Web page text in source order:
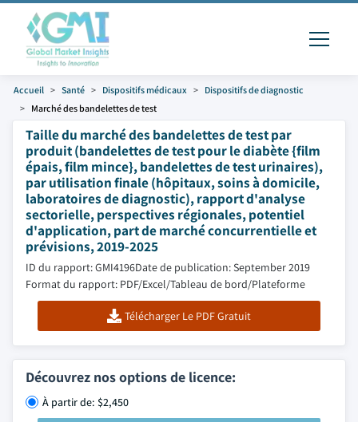
Accueil Santé Dispositifs médicaux
Dispositifs de diagnostic
Marché des bandelettes de test
Taille du marché des bandelettes de test par
produit (bandelettes de test pour le diabète {film
épais, film mince}, bandelettes de test urinaires),
par utilisation finale (hôpitaux, soins à domicile,
laboratoires de diagnostic), rapport d'analyse
sectorielle, perspectives régionales, potentiel
d'application, part de marché concurrentielle et
prévisions, 2019-2025
ID du rapport: GMI4196Date de publication: September 2019
Format du rapport: PDF/Excel/Tableau de bord/Plateforme
Télécharger Le PDF Gratuit
Découvrez nos options de licence:
À partir de: $2,450